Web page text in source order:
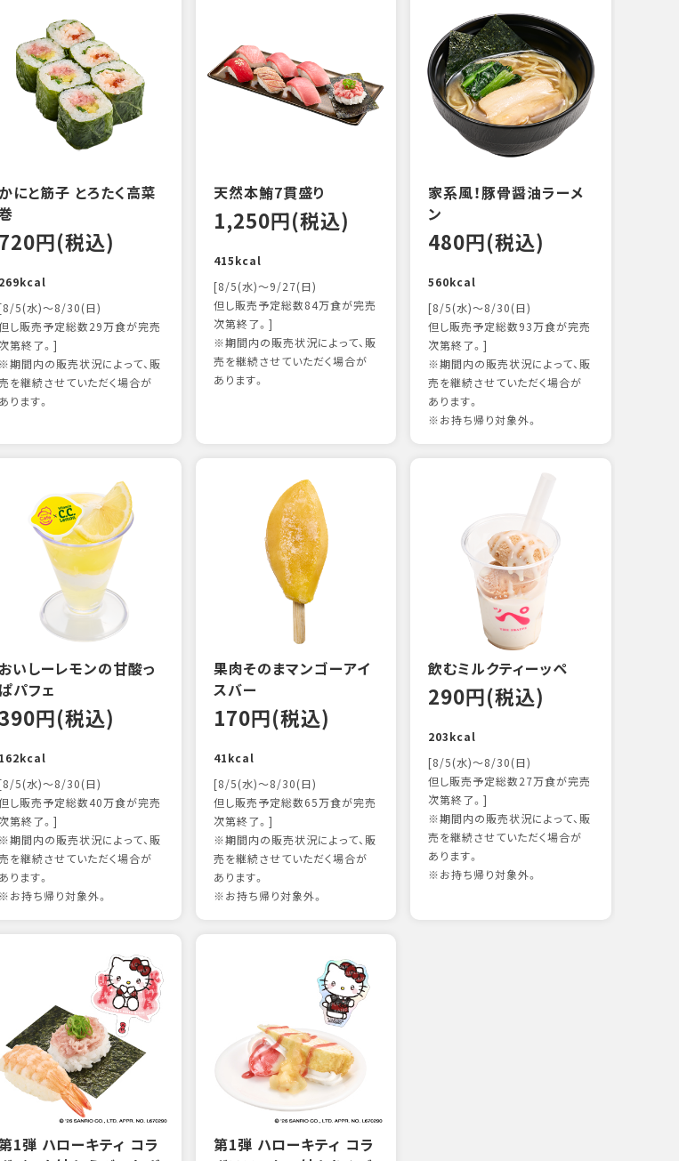
かにと筋子 とろたく高菜
720円(税込)
269kcal
5(水)～8/30(日)
し販売予定総数29万食が完売
第終了。]
※期間内の販売状況によって、販
を継続させていただく場合が
あります。
天然本鮪7貫盛り
1,250円(税込)
415kcal
[8/5(水)～9/27(日)
但し販売予定総数84万食が完売
次第終了。]
※期間内の販売状況によって、販
売を継続させていただく場合が
あります。
家系風！豚骨醤油ラーメ
ン
480円(税込)
560kcal
[8/5(水)～8/30(日)
但し販売予定総数93万食が完売
次第終了。]
※期間内の販売状況によって、販
売を継続させていただく場合が
あります。
※お持ち帰り対象外。
おいしーレモンの甘酸っ
ぱパフェ
円(税込)
162kcal
5(水)～8/30(日)
し販売予定総数40万食が完売
第終了。]
※期間内の販売状況によって、販
を継続させていただく場合が
あります。
※お持ち帰り対象外。
果肉そのまマンゴーアイ
スバー
170円(税込)
41kcal
[8/5(水)～8/30(日)
但し販売予定総数65万食が完売
次第終了。]
※期間内の販売状況によって、販
売を継続させていただく場合が
あります。
※お持ち帰り対象外。
飲むミルクティーッペ
290円(税込)
203kcal
[8/5(水)～8/30(日)
但し販売予定総数27万食が完売
次第終了。]
※期間内の販売状況によって、販
売を継続させていただく場合が
あります。
※お持ち帰り対象外。
1弾 ハローキティ コラ
第1弾 ハローキティ コラ